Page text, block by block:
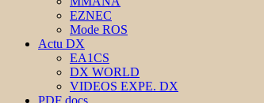
EZNEC
Mode ROS
Actu DX
EA1CS
DX WORLD
VIDEOS EXPE. DX
PDF docs